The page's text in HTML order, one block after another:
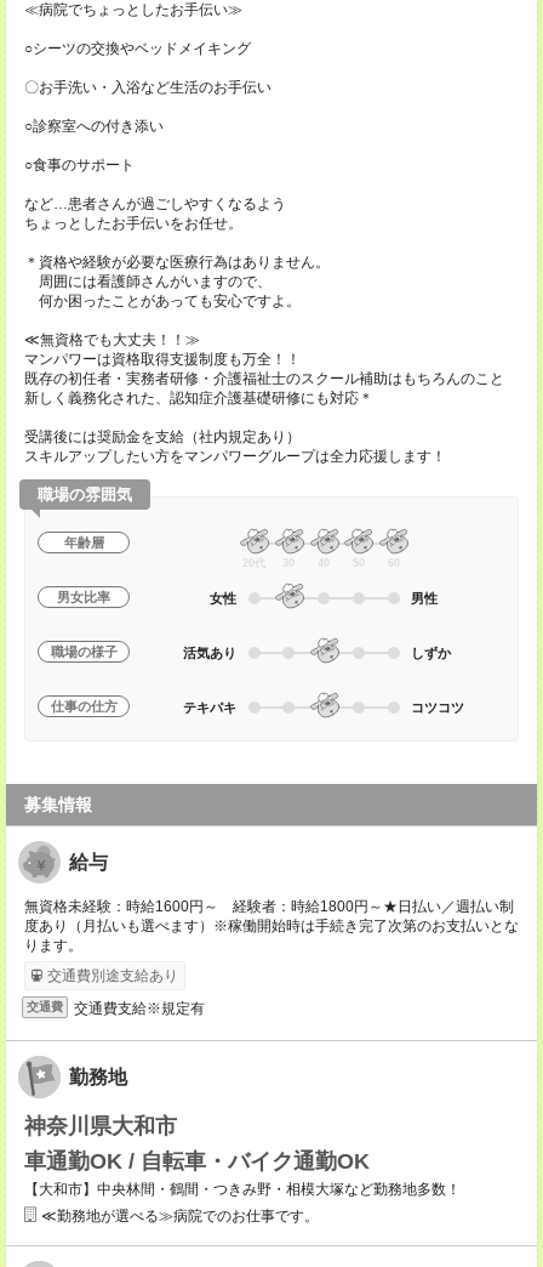
≪病院でちょっとしたお手伝い≫
○シーツの交換やベッドメイキング
〇お手洗い・入浴など生活のお手伝い
○診察室への付き添い
○食事のサポート
など…患者さんが過ごしやすくなるよう
ちょっとしたお手伝いをお任せ。
＊資格や経験が必要な医療行為はありません。
周囲には看護師さんがいますので、
何か困ったことがあっても安心ですよ。
≪無資格でも大丈夫！！≫
マンパワーは資格取得支援制度も万全！！
既存の初任者・実務者研修・介護福祉士のスクール補助はもちろんのこと
新しく義務化された、認知症介護基礎研修にも対応＊
受講後には奨励金を支給（社内規定あり）
スキルアップしたい方をマンパワーグループは全力応援します！
職場の雰囲気
年齢層
20代 30 40 50 60
男女比率 女性 男性
職場の様子 活気あり しずか
仕事の仕方 テキパキ コツコツ
募集情報
給与
無資格未経験：時給1600円～ 経験者：時給1800円～★日払い／週払い制
度あり（月払いも選べます）※稼働開始時は手続き完了次第のお支払いとな
ります。
交通費別途支給あり
交通費 交通費支給※規定有
勤務地
神奈川県大和市
車通勤OK / 自転車・バイク通勤OK
【大和市】中央林間・鶴間・つきみ野・相模大塚など勤務地多数！
≪勤務地が選べる≫病院でのお仕事です。